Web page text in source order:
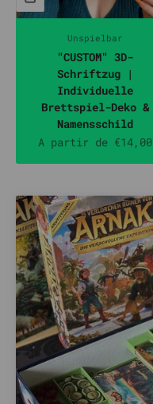
Unspielbar
"CUSTOM" 3D-
Schriftzug |
Individuelle
Brettspiel-Deko &
Namensschild
Prix de vente
A partir de €14,00